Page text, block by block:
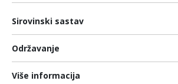
Sirovinski sastav
Održavanje
Više informacija